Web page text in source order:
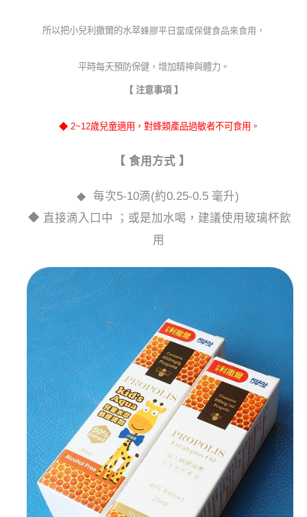
所以把小兒利撒爾的水萃蜂膠平日當成保健食品來食用，
平時每天預防保健，增加精神與體力。
【 注意事項 】
◆ 2~12歲兒童適用，對蜂類產品過敏者不可食用。
【 食用方式 】
◆
每次5-10滴(約0.25-0.5 毫升)
◆ 直接滴入口中 ；或是加水喝，建議使用玻璃杯飲
用